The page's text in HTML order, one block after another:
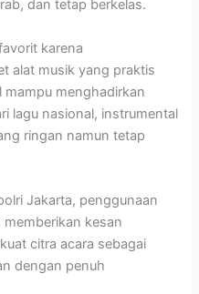
dan tetap berkelas.
karena
alat musik yang praktis
mampu menghadirkan
lagu nasional, instrumental
ringan namun tetap
Jakarta, penggunaan
kesan
citra acara sebagai
dengan penuh